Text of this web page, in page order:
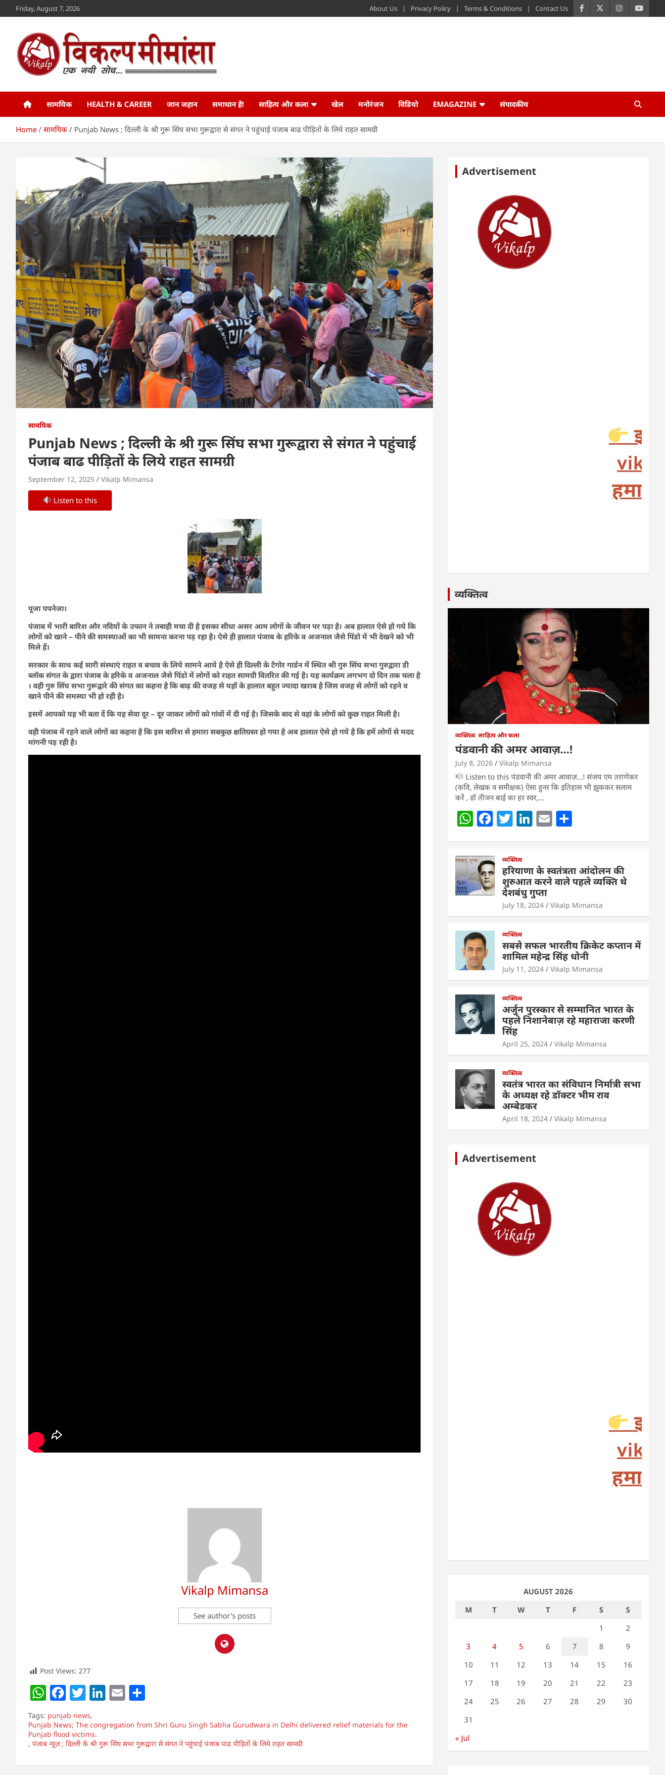
to
Friday, August 7, 2026 About Us Privacy Policy Terms & Conditions Contact Us
Vikalp Mimansa
सामयिक HEALTH & CAREER जान जहान समाधान है! साहित्य और कला खेल मनोरंजन विडियो EMAGAZINE संपादकीय
Home सामयिक Punjab News ; दिल्ली के श्री गुरू सिंघ सभा गुरूद्वारा से संगत ने पहुंचाई पंजाब बाढ पीड़ितों के लिये राहत सामग्री
सामयिक
Punjab News ; दिल्ली के श्री गुरू सिंघ सभा गुरूद्वारा से संगत ने पहुंचाई
पंजाब बाढ पीड़ितों के लिये राहत सामग्री
September 12, 2025 Vikalp Mimansa
Listen to this
पूजा पपनेजा।
पंजाब में भारी बारिश और नदियों के उफान ने तबाही मचा दी है इसका सीधा असर आम लोगों के जीवन पर पड़ा है। अब हालात ऐसे हो गये कि
लोगों को खाने – पीने की समस्याओं का भी सामना करना पड़ रहा है। ऐसे ही हालात पंजाब के हरिके व अजनाल जैसे पिंडो में भी देखने को भी
मिले हैं।
सरकार के साथ कई सारी संस्थाएं राहत व बचाव के लिये सामने आये है ऐसे ही दिल्ली के टैगोर गार्डन में स्थित श्री गुरु सिंघ सभा गुरुद्वारा डी
ब्लॉक संगत के द्वारा पंजाब के हरिके व अजनाल जैसे पिंडो में लोगों को राहत सामग्री वितरित की गई है। यह कार्यक्रम लगभग दो दिन तक चला है
। वही गुरु सिंघ सभा गुरूद्वारे की संगत का कहना है कि बाढ़ की वजह से यहाँ के हालात बहुत ज्यादा खराब है जिस वजह से लोगों को रहने व
खाने पीने की समस्या भी हो रही है।
इसमें आपको यह भी बता दें कि यह सेवा दूर – दूर जाकर लोगों को गांवों में दी गई है। जिसके बाद से वहां के लोगों को कुछ राहत मिली है।
वही पंजाब में रहने वाले लोगों का कहना है कि इस बारिश से हमारा सबकुछ क्षतिग्रस्त हो गया है अब हालात ऐसे हो गये है कि हमें लोगों से मदद
मांगनी पड़ रही है।
Vikalp Mimansa
See author's posts
Post Views: 277
W
at
s
F
a
c
e
T
itt
er
Li
k
e
E
ai
l
ar
e
Tags: punjab news,
Punjab News; The congregation from Shri Guru Singh Sabha Gurudwara in Delhi delivered relief materials for the
Punjab flood victims.
, पंजाब न्यूज़ ; दिल्ली के श्री गुरू सिंघ सभा गुरूद्वारा से संगत ने पहुंचाई पंजाब पाढ पीड़ितों के लिये राहत सामग्री
Advertisement
व्यक्तित्व
व्यक्तित्व साहित्य और कला
पंडवानी की अमर आवाज़…!
July 8, 2026 Vikalp Mimansa
Listen to this पंडवानी की अमर आवाज़…! संजय एम तराणेकर
(कवि, लेखक व समीक्षक) ऐसा हुनर कि इतिहास भी झुककर सलाम
करें , डॉ तीजन बाई का हर स्वर,…
W
at
s
A
p
p
F
c
e
b
o
o
k
T
er
Li
e
dI
n
E
l e
व्यक्तित्व
हरियाणा के स्वतंत्रता आंदोलन की
शुरुआत करने वाले पहले व्यक्ति थे
देशबंधु गुप्ता
July 18, 2024 Vikalp Mimansa
व्यक्तित्व
सबसे सफल भारतीय क्रिकेट कप्तान में
शामिल महेन्द्र सिंह धोनी
July 11, 2024 Vikalp Mimansa
व्यक्तित्व
अर्जुन पुरस्कार से सम्मानित भारत के
पहले निशानेबाज़ रहे महाराजा करणी
सिंह
April 25, 2024 Vikalp Mimansa
व्यक्तित्व
स्वतंत्र भारत का संविधान निर्मात्री सभा
के अध्यक्ष रहे डॉक्टर भीम राव
अम्बेडकर
April 18, 2024 Vikalp Mimansa
Advertisement
AUGUST 2026
M
T W T F S
S
1
2
3
4 5 6 7 8
9
10
11 12 13 14 15
16
17
18 19 20 21 22
23
24
25 26 27 28 29
30
31
« Jul